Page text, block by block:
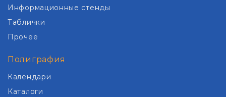
Информационные стенды
Таблички
Прочее
Полиграфия
Календари
Каталоги